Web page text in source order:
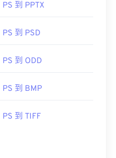
PS 到 PPTX
PS 到 PSD
PS 到 ODD
PS 到 BMP
PS 到 TIFF